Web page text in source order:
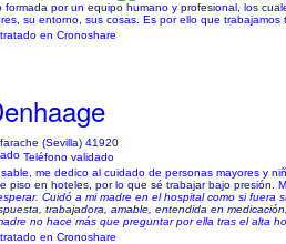
por un equipo humano y profesional, los
su entorno, sus cosas. Es por ello que
en Cronoshare
(Sevilla) 41920
Teléfono validado
me dedico al cuidado de personas mayores y
piso en hoteles, por lo que sé trabajar bajo presión.
Cuidó a mi madre en el hospital como si
trabajadora, amable, entendida en
no hace más que preguntar por ella tras el alta
en Cronoshare